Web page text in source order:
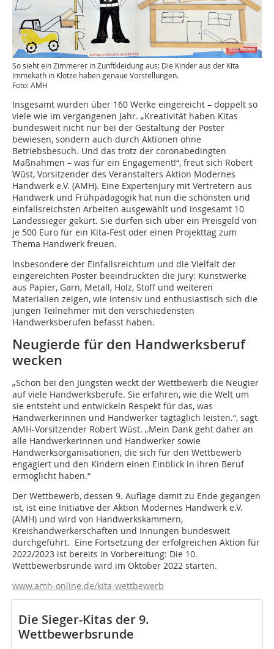
So sieht ein Zimmerer in Zunftkleidung aus: Die Kinder aus der Kita
Immekath in Klötze haben genaue Vorstellungen.
Foto: AMH
Insgesamt wurden über 160 Werke eingereicht – doppelt so
viele wie im vergangenen Jahr. „Kreativität haben Kitas
bundesweit nicht nur bei der Gestaltung der Poster
bewiesen, sondern auch durch Aktionen ohne
Betriebsbesuch. Und das trotz der coronabedingten
Maßnahmen – was für ein Engagement!“, freut sich Robert
Wüst, Vorsitzender des Veranstalters Aktion Modernes
Handwerk e.V. (AMH). Eine Expertenjury mit Vertretern aus
Handwerk und Frühpädagogik hat nun die schönsten und
einfallsreichsten Arbeiten ausgewählt und insgesamt 10
Landessieger gekürt. Sie dürfen sich über ein Preisgeld von
je 500 Euro für ein Kita-Fest oder einen Projekttag zum
Thema Handwerk freuen.
Insbesondere der Einfallsreichtum und die Vielfalt der
eingereichten Poster beeindruckten die Jury: Kunstwerke
aus Papier, Garn, Metall, Holz, Stoff und weiteren
Materialien zeigen, wie intensiv und enthusiastisch sich die
jungen Teilnehmer mit den verschiedensten
Handwerksberufen befasst haben.
Neugierde für den Handwerksberuf
wecken
„Schon bei den Jüngsten weckt der Wettbewerb die Neugier
auf viele Handwerksberufe. Sie erfahren, wie die Welt um
sie entsteht und entwickeln Respekt für das, was
Handwerkerinnen und Handwerker tagtäglich leisten.“, sagt
AMH-Vorsitzender Robert Wüst. „Mein Dank geht daher an
alle Handwerkerinnen und Handwerker sowie
Handwerksorganisationen, die sich für den Wettbewerb
engagiert und den Kindern einen Einblick in ihren Beruf
ermöglicht haben.“
Der Wettbewerb, dessen 9. Auflage damit zu Ende gegangen
ist, ist eine Initiative der Aktion Modernes Handwerk e.V.
(AMH) und wird von Handwerkskammern,
Kreishandwerkerschaften und Innungen bundesweit
durchgeführt. Eine Fortsetzung der erfolgreichen Aktion für
2022/2023 ist bereits in Vorbereitung: Die 10.
Wettbewerbsrunde wird im Oktober 2022 starten.
www.amh-online.de/kita-wettbewerb
Die Sieger-Kitas der 9.
Wettbewerbsrunde